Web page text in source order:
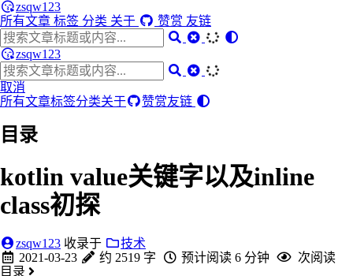
zsqw123
所有文章 标签 分类 关于 赞赏 友链
zsqw123
取消
所有文章标签分类关于 赞赏友链
目录
kotlin value关键字以及inline
class初探
zsqw123 收录于
技术
2021-03-23
约 2519 字 预计阅读 6 分钟
次阅读
目录